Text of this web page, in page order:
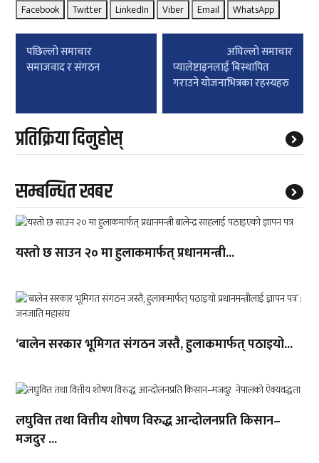
Facebook Twitter LinkedIn Viber Email WhatsApp
Post
navigation
पछिल्लाे समाचार
समाजवाद र संगठन
अघिल्लाे समाचार
प्यालेष्टाइनलाई बिस्थापित
गराउने योजनाभित्रका रहस्यहरु
प्रतिक्रिया दिनुहोस्
सम्बन्धित खबर
यस्तो छ साउन २० मा हुलाकमार्फत् प्रधानमन्त्री...
‘बालेन सरकार भूमिगत संगठन जस्तै, हुलाकमार्फत् पठाइयो...
लघुवित्त तथा वित्तीय शोषण विरुद्ध आन्दोलनप्रति किसान–
मजदुर ...